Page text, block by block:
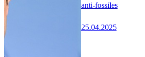
anti-fossiles
25.04.2025